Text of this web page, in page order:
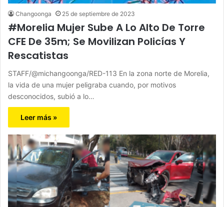
Changoonga 25 de septiembre de 2023
#Morelia Mujer Sube A Lo Alto De Torre
CFE De 35m; Se Movilizan Policías Y
Rescatistas
STAFF/@michangoonga/RED-113 En la zona norte de Morelia,
la vida de una mujer peligraba cuando, por motivos
desconocidos, subió a lo…
Leer más »